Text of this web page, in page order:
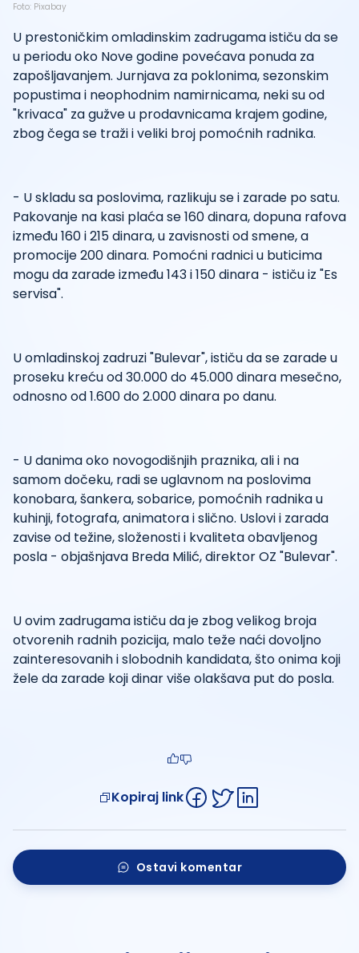
Foto: Pixabay
U prestoničkim omladinskim zadrugama ističu da se
u periodu oko Nove godine povećava ponuda za
zapošljavanjem. Jurnjava za poklonima, sezonskim
popustima i neophodnim namirnicama, neki su od
"krivaca" za gužve u prodavnicama krajem godine,
zbog čega se traži i veliki broj pomoćnih radnika.
- U skladu sa poslovima, razlikuju se i zarade po satu.
Pakovanje na kasi plaća se 160 dinara, dopuna rafova
između 160 i 215 dinara, u zavisnosti od smene, a
promocije 200 dinara. Pomoćni radnici u buticima
mogu da zarade između 143 i 150 dinara - ističu iz "Es
servisa".
U omladinskoj zadruzi "Bulevar", ističu da se zarade u
proseku kreću od 30.000 do 45.000 dinara mesečno,
odnosno od 1.600 do 2.000 dinara po danu.
- U danima oko novogodišnjih praznika, ali i na
samom dočeku, radi se uglavnom na poslovima
konobara, šankera, sobarice, pomoćnih radnika u
kuhinji, fotografa, animatora i slično. Uslovi i zarada
zavise od težine, složenosti i kvaliteta obavljenog
posla - objašnjava Breda Milić, direktor OZ "Bulevar".
U ovim zadrugama ističu da je zbog velikog broja
otvorenih radnih pozicija, malo teže naći dovoljno
zainteresovanih i slobodnih kandidata, što onima koji
žele da zarade koji dinar više olakšava put do posla.
Kopiraj link
Ostavi komentar